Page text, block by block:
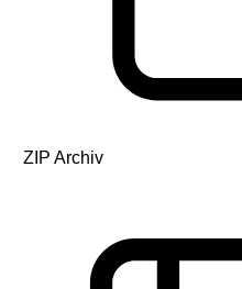
ZIP Archiv